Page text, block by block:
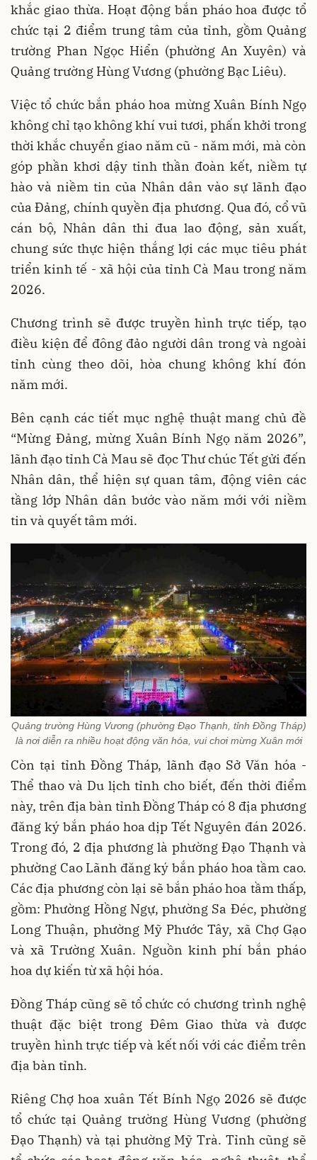
khắc giao thừa. Hoạt động bắn pháo hoa được tổ
chức tại 2 điểm trung tâm của tỉnh, gồm Quảng
trường Phan Ngọc Hiển (phường An Xuyên) và
Quảng trường Hùng Vương (phường Bạc Liêu).
Việc tổ chức bắn pháo hoa mừng Xuân Bính Ngọ
không chỉ tạo không khí vui tươi, phấn khởi trong
thời khắc chuyển giao năm cũ - năm mới, mà còn
góp phần khơi dậy tinh thần đoàn kết, niềm tự
hào và niềm tin của Nhân dân vào sự lãnh đạo
của Đảng, chính quyền địa phương. Qua đó, cổ vũ
cán bộ, Nhân dân thi đua lao động, sản xuất,
chung sức thực hiện thắng lợi các mục tiêu phát
triển kinh tế - xã hội của tỉnh Cà Mau trong năm
2026.
Chương trình sẽ được truyền hình trực tiếp, tạo
điều kiện để đông đảo người dân trong và ngoài
tỉnh cùng theo dõi, hòa chung không khí đón
năm mới.
Bên cạnh các tiết mục nghệ thuật mang chủ đề
“Mừng Đảng, mừng Xuân Bính Ngọ năm 2026”,
lãnh đạo tỉnh Cà Mau sẽ đọc Thư chúc Tết gửi đến
Nhân dân, thể hiện sự quan tâm, động viên các
tầng lớp Nhân dân bước vào năm mới với niềm
tin và quyết tâm mới.
Quảng trường Hùng Vương (phường Đạo Thạnh, tỉnh Đồng Tháp)
là nơi diễn ra nhiều hoạt động văn hóa, vui chơi mừng Xuân mới
Còn tại tỉnh Đồng Tháp, lãnh đạo Sở Văn hóa -
Thể thao và Du lịch tỉnh cho biết, đến thời điểm
này, trên địa bàn tỉnh Đồng Tháp có 8 địa phương
đăng ký bắn pháo hoa dịp Tết Nguyên đán 2026.
Trong đó, 2 địa phương là phường Đạo Thạnh và
phường Cao Lãnh đăng ký bắn pháo hoa tầm cao.
Các địa phương còn lại sẽ bắn pháo hoa tầm thấp,
gồm: Phường Hồng Ngự, phường Sa Đéc, phường
Long Thuận, phường Mỹ Phước Tây, xã Chợ Gạo
và xã Trường Xuân. Nguồn kinh phí bắn pháo
hoa dự kiến từ xã hội hóa.
Đồng Tháp cũng sẽ tổ chức có chương trình nghệ
thuật đặc biệt trong Đêm Giao thừa và được
truyền hình trực tiếp và kết nối với các điểm trên
địa bàn tỉnh.
Riêng Chợ hoa xuân Tết Bính Ngọ 2026 sẽ được
tổ chức tại Quảng trường Hùng Vương (phường
Đạo Thạnh) và tại phường Mỹ Trà. Tỉnh cũng sẽ